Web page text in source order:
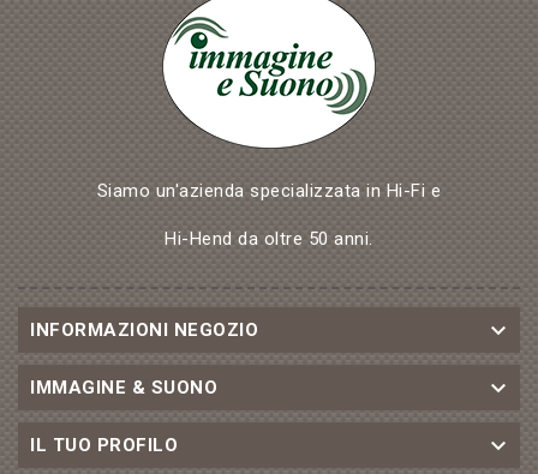
Siamo un'azienda specializzata in Hi-Fi e
Hi-Hend da oltre 50 anni.
INFORMAZIONI NEGOZIO 
IMMAGINE & SUONO 
IL TUO PROFILO 